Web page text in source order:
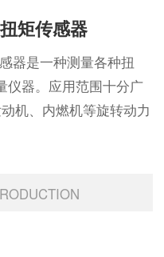
矩传感器
器是一种测量各种扭
仪器。应用范围十分广
机、内燃机等旋转动力